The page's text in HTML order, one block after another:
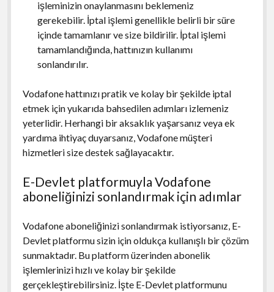
işleminizin onaylanmasını beklemeniz
gerekebilir. İptal işlemi genellikle belirli bir süre
içinde tamamlanır ve size bildirilir. İptal işlemi
tamamlandığında, hattınızın kullanımı
sonlandırılır.
Vodafone hattınızı pratik ve kolay bir şekilde iptal
etmek için yukarıda bahsedilen adımları izlemeniz
yeterlidir. Herhangi bir aksaklık yaşarsanız veya ek
yardıma ihtiyaç duyarsanız, Vodafone müşteri
hizmetleri size destek sağlayacaktır.
E-Devlet platformuyla Vodafone
aboneliğinizi sonlandırmak için adımlar
Vodafone aboneliğinizi sonlandırmak istiyorsanız, E-
Devlet platformu sizin için oldukça kullanışlı bir çözüm
sunmaktadır. Bu platform üzerinden abonelik
işlemlerinizi hızlı ve kolay bir şekilde
gerçekleştirebilirsiniz. İşte E-Devlet platformunu